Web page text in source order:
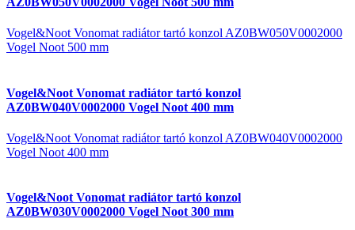
Vogel&Noot Vonomat radiátor tartó konzol AZ0BW050V0002000
Vogel Noot 500 mm
Vogel&Noot Vonomat radiátor tartó konzol
AZ0BW040V0002000 Vogel Noot 400 mm
Vogel&Noot Vonomat radiátor tartó konzol AZ0BW040V0002000
Vogel Noot 400 mm
Vogel&Noot Vonomat radiátor tartó konzol
AZ0BW030V0002000 Vogel Noot 300 mm